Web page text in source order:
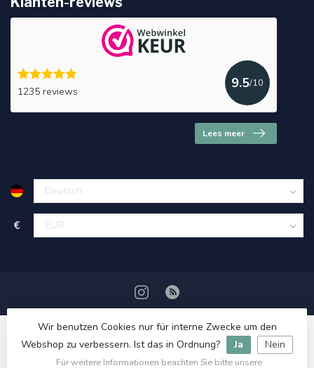
1235 reviews
9.5/10
Lees meer
€
Wir benutzen Cookies nur für interne Zwecke um den
Webshop zu verbessern. Ist das in Ordnung?
Ja Nein
Für weitere Informationen beachten Sie bitte unsere